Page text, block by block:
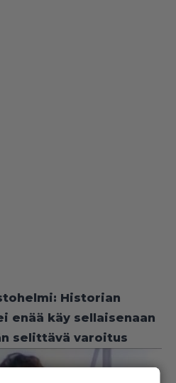
Historian
enää käy sellaisenaan
selittävä varoitus